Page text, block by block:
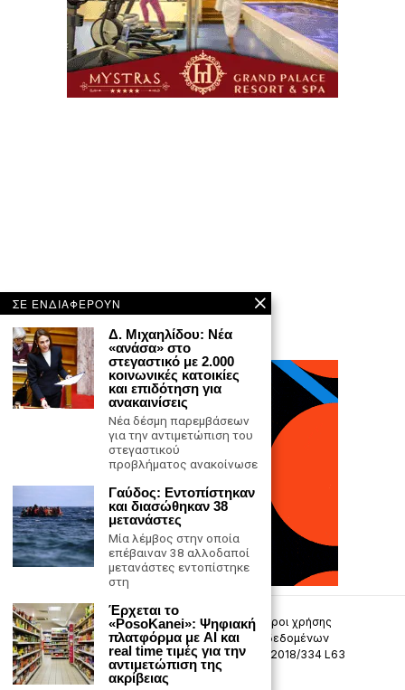
Επικοινωνία Πολιτική Απορρήτου
Όροι χρήσης
Πολιτική προστασίας προσωπικών δεδομένων
Δήλωση συμμόρφωσης -σύσταση (ΕΕ) 2018/334 L63
ΣΕ ΕΝΔΙΑΦΕΡΟΥΝ
Δ. Μιχαηλίδου: Νέα
«ανάσα» στο
στεγαστικό με 2.000
κοινωνικές κατοικίες
και επιδότηση για
ανακαινίσεις
Νέα δέσμη παρεμβάσεων
για την αντιμετώπιση του
στεγαστικού
προβλήματος ανακοίνωσε
Γαύδος: Εντοπίστηκαν
και διασώθηκαν 38
μετανάστες
Μία λέμβος στην οποία
επέβαιναν 38 αλλοδαποί
μετανάστες εντοπίστηκε
στη
Έρχεται το
«PosoKanei»: Ψηφιακή
πλατφόρμα με AI και
real time τιμές για την
αντιμετώπιση της
ακρίβειας